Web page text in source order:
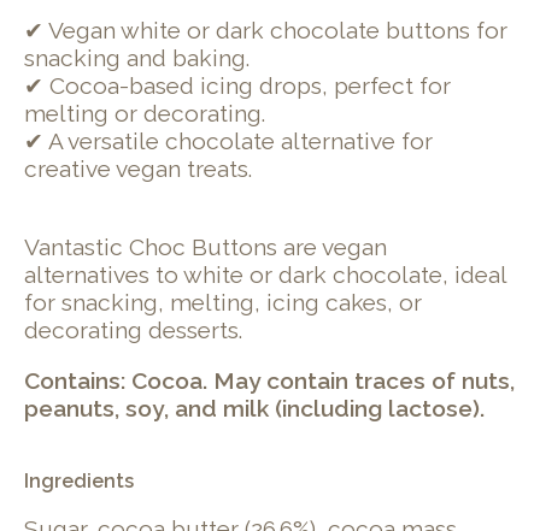
✔ Vegan white or dark chocolate buttons for
snacking and baking.
✔ Cocoa-based icing drops, perfect for
melting or decorating.
✔ A versatile chocolate alternative for
creative vegan treats.
Vantastic Choc Buttons are vegan
alternatives to white or dark chocolate, ideal
for snacking, melting, icing cakes, or
decorating desserts.
Contains: Cocoa. May contain traces of nuts,
peanuts, soy, and milk (including lactose).
Ingredients